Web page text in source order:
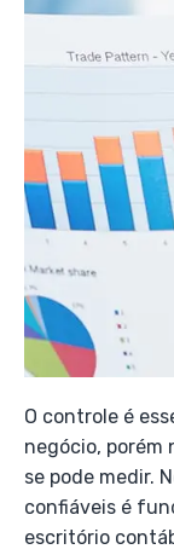
O controle é
negócio, porém
se pode medir.
confiáveis é
escritório